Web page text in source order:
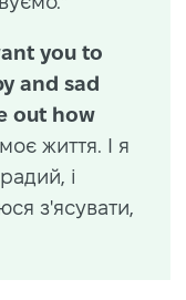
you to
and sad
out how
життя. І я
і
з'ясувати,